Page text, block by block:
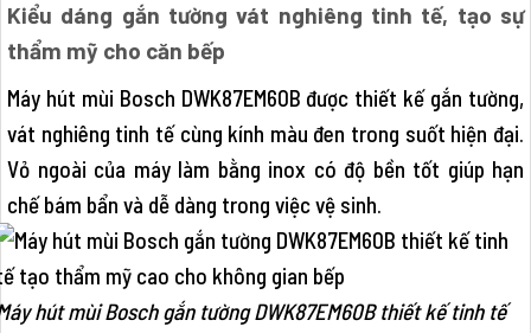
Kiểu dáng gắn tường vát nghiêng tinh tế, tạo sự
thẩm mỹ cho căn bếp
Máy hút mùi Bosch DWK87EM60B được thiết kế gắn tường,
vát nghiêng tinh tế cùng kính màu đen trong suốt hiện đại.
Vỏ ngoài của máy làm bằng inox có độ bền tốt giúp hạn
chế bám bẩn và dễ dàng trong việc vệ sinh.
hút mùi Bosch gắn tường DWK87EM60B thiết kế tinh tế